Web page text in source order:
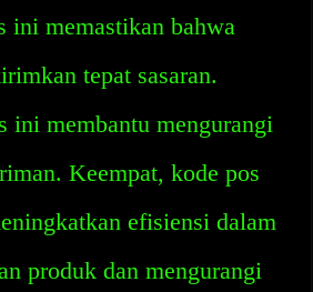
ini memastikan bahwa
tepat sasaran.
ini membantu mengurangi
Keempat, kode pos
efisiensi dalam
produk dan mengurangi